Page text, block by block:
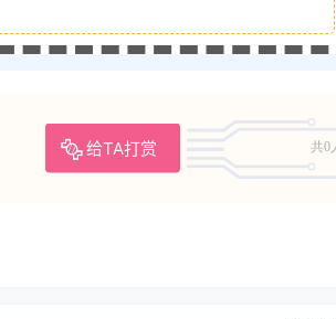
给TA打赏 共0